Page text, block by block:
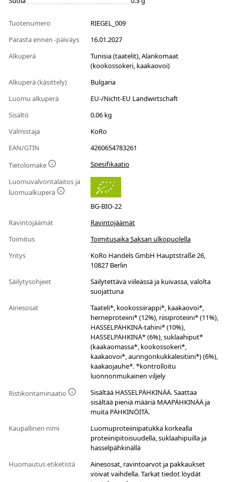
Tuotenumero
RIEGEL_009
Parasta ennen -päiväys
16.01.2027
Alkuperä
Tunisia (taatelit), Alankomaat
(kookossokeri, kaakaovoi)
Alkuperä (käsittely)
Bulgaria
Luomu alkuperä
EU-/Nicht-EU Landwirtschaft
Sisältö
0.06 kg
Valmistaja
KoRo
EAN/GTIN
4260654783261
Tietolomake
Spesifikaatio
Luomuvalvontalaitos ja
luomualkuperä
BG-BIO-22
Ravintojäämät
Ravintojäämät
Toimitus
Toimitusaika Saksan ulkopuolella
Yritys
KoRo Handels GmbH Hauptstraße 26,
10827 Berlin
Säilytysohjeet
Säilytettävä viileässä ja kuivassa, valolta
suojattuna
Ainesosat
Taateli*, kookossiirappi*, kaakaovoi*,
herneproteiini* (12%), riisiproteiini* (11%),
HASSELPÄHKINÄ-tahini* (10%),
HASSELPÄHKINÄ* (6%), suklaahiput*
(kaakaomassa*, kookossokeri*,
kaakaovoi*, auringonkukkalesitiini*) (6%),
kaakaojauhe*. *kontrolloitu
luonnonmukainen viljely
Ristikontaminaatio
Sisältää HASSELPÄHKINÄÄ. Saattaa
sisältää pieniä määriä MAAPÄHKINÄÄ ja
muita PÄHKINÖITÄ.
Kaupallinen nimi
Luomuproteiinipatukka korkealla
proteiinipitoisuudella, suklaahipuilla ja
hasselpähkinällä
Huomautus etiketistä
Ainesosat, ravintoarvot ja pakkaukset
voivat vaihdella. Tarkat tiedot löydät